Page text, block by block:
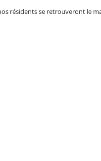
résidents se retrouveront le